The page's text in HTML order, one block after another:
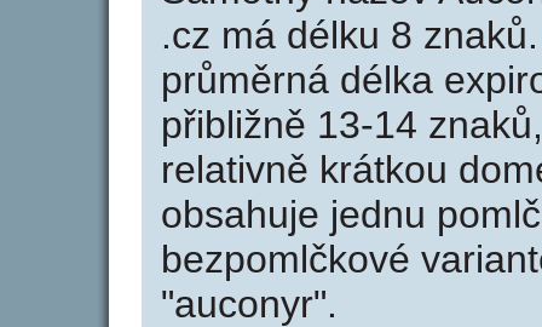
.cz má délku 8
průměrná délka
přibližně 13-14
relativně krátkou
obsahuje jednu
bezpomlčkové
"auconyr".